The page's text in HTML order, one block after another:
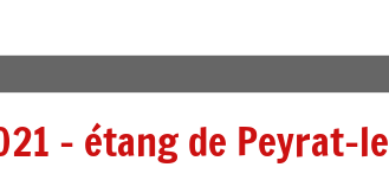
– étang de Peyrat-le